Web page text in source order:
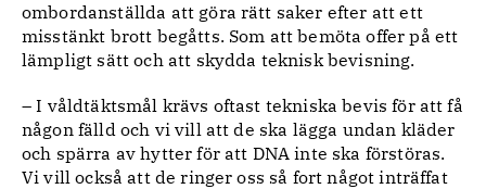
ombordanställda att göra rätt saker efter att ett
misstänkt brott begåtts. Som att bemöta offer på ett
lämpligt sätt och att skydda teknisk bevisning.
– I våldtäktsmål krävs oftast tekniska bevis för att få
någon fälld och vi vill att de ska lägga undan kläder
och spärra av hytter för att DNA inte ska förstöras.
Vi vill också att de ringer oss så fort något inträffat